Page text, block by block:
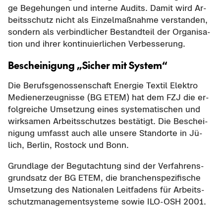
ge Be­ge­hun­gen und in­ter­ne Au­dits. Damit wird Ar­
beits­schutz nicht als Ein­zel­maß­nah­me ver­stan­den,
son­dern als ver­bind­li­cher Be­stand­teil der Or­ga­ni­sa­
ti­on und ihrer kon­ti­nu­ier­li­chen Ver­bes­se­rung.
Be­schei­ni­gung „Si­cher mit Sys­tem“
Die Be­rufs­ge­nos­sen­schaft En­er­gie Tex­til Elek­tro
Me­di­en­er­zeug­nis­se (BG ETEM) hat dem FZJ die er­
folg­rei­che Um­set­zung eines sys­te­ma­ti­schen und
wirk­sa­men Ar­beits­schut­zes be­stä­tigt. Die Be­schei­
ni­gung um­fasst auch alle un­se­re Stand­or­te in Jü­
lich, Ber­lin, Ros­tock und Bonn.
Grund­la­ge der Be­gut­ach­tung sind der Ver­fah­rens­
grund­satz der BG ETEM, die bran­chen­spe­zi­fi­sche
Um­set­zung des Na­tio­na­len Leit­fa­dens für Ar­beits­
schutz­ma­nage­ment­sys­te­me sowie ILO-​OSH 2001.